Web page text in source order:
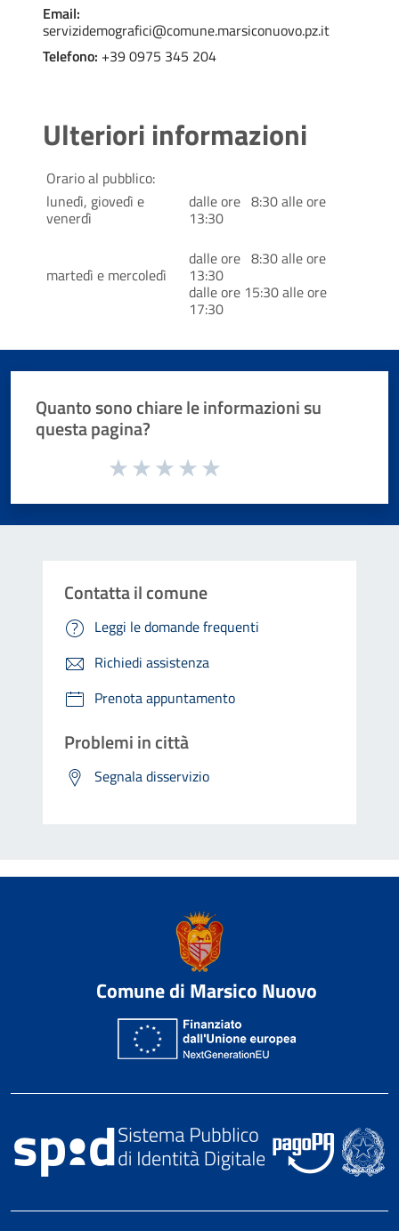
Email:
servizidemografici@comune.marsiconuovo.pz.it
Telefono: +39 0975 345 204
Ulteriori informazioni
Orario al pubblico:
lunedì, giovedì e
venerdì
dalle ore 8:30 alle ore
13:30
martedì e mercoledì
dalle ore 8:30 alle ore
13:30
dalle ore 15:30 alle ore
17:30
Quanto sono chiare le informazioni su
questa pagina?
Valuta da 1 a 5 stelle la pagina
Contatta il comune
Leggi le domande frequenti
Richiedi assistenza
Prenota appuntamento
Problemi in città
Segnala disservizio
Comune di Marsico Nuovo